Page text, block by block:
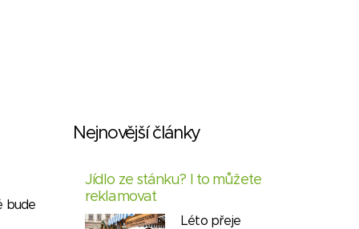
bude
Nejnovější články
Jídlo ze stánku? I to můžete
reklamovat
Léto přeje